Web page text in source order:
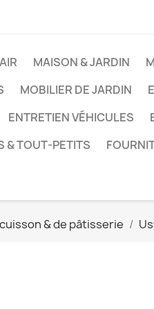
MAISON & JARDIN
MOBILIER DE JARDIN
ENTRETIEN VÉHICULES
& TOUT-PETITS
& de pâtisserie